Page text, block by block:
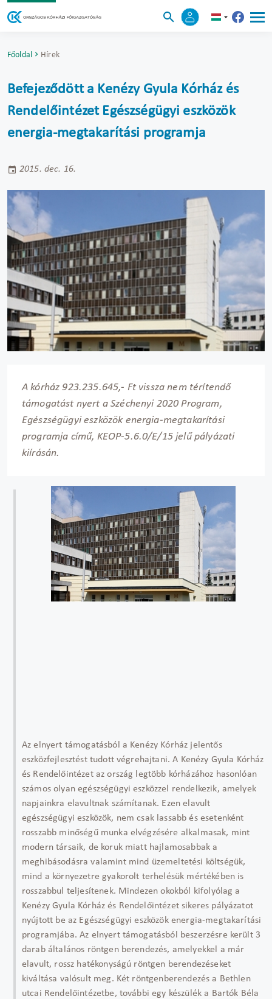
Főoldal Hírek
Befejeződött a Kenézy Gyula Kórház és
Rendelőintézet Egészségügyi eszközök
energia-megtakarítási programja
2015. dec. 16.
A kórház 923.235.645,- Ft vissza nem térítendő
támogatást nyert a Széchenyi 2020 Program,
Egészségügyi eszközök energia-megtakarítási
programja című, KEOP-5.6.0/E/15 jelű pályázati
kiírásán.
Az elnyert támogatásból a Kenézy Kórház jelentős
eszközfejlesztést tudott végrehajtani. A Kenézy Gyula Kórház
és Rendelőintézet az ország legtöbb kórházához hasonlóan
számos olyan egészségügyi eszközzel rendelkezik, amelyek
napjainkra elavultnak számítanak. Ezen elavult
egészségügyi eszközök, nem csak lassabb és esetenként
rosszabb minőségű munka elvégzésére alkalmasak, mint
modern társaik, de koruk miatt hajlamosabbak a
meghibásodásra valamint mind üzemeltetési költségük,
mind a környezetre gyakorolt terhelésük mértékében is
rosszabbul teljesítenek. Mindezen okokból kifolyólag a
Kenézy Gyula Kórház és Rendelőintézet sikeres pályázatot
nyújtott be az Egészségügyi eszközök energia-megtakarítási
programjába. Az elnyert támogatásból beszerzésre került 3
darab általános röntgen berendezés, amelyekkel a már
elavult, rossz hatékonyságú röntgen berendezéseket
kiváltása valósult meg. Két röntgenberendezés a Bethlen
utcai Rendelőintézetbe, további egy készülék a Bartók Béla